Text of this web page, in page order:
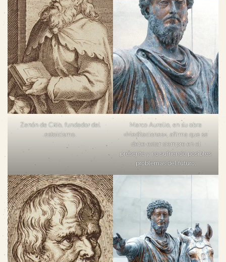
Zenón de Citio, fundador del
estoicismo.
Marco Aurelio, en su obra
«Meditaciones», afirma que se
debe estar siempre en el
presente y no sufriendo posibles
problemas del futuro.